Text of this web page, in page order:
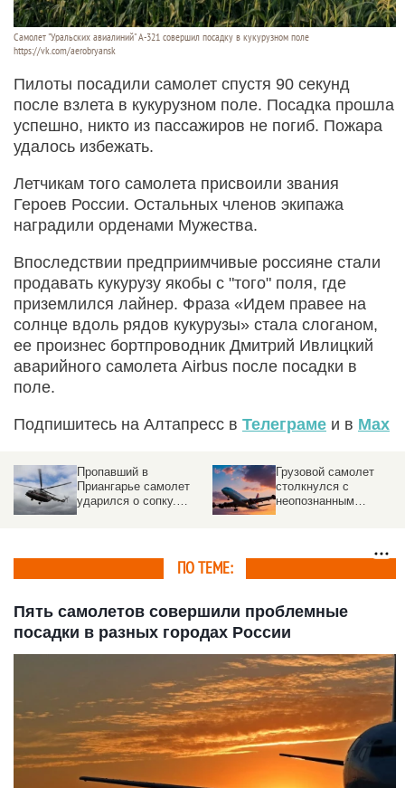
Самолет "Уральских авиалиний" А-321 совершил посадку в кукурузном поле
https://vk.com/aerobryansk
Пилоты посадили самолет спустя 90 секунд
после взлета в кукурузном поле. Посадка прошла
успешно, никто из пассажиров не погиб. Пожара
удалось избежать.
Летчикам того самолета присвоили звания
Героев России. Остальных членов экипажа
наградили орденами Мужества.
Впоследствии предприимчивые россияне стали
продавать кукурузу якобы с "того" поля, где
приземлился лайнер. Фраза «Идем правее на
солнце вдоль рядов кукурузы» стала слоганом,
ее произнес бортпроводник Дмитрий Ивлицкий
аварийного самолета Airbus после посадки в
поле.
Подпишитесь на Алтапресс в Телеграме и в Max
Пропавший в
Приангарье самолет
ударился о сопку.
Грузовой самолет
столкнулся с
неопознанным
ПО ТЕМЕ:
Пять самолетов совершили проблемные
посадки в разных городах России